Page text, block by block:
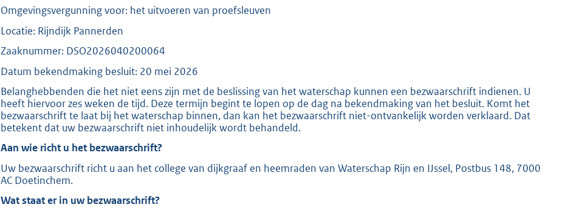
:
2
0
b
Omgevingsvergunning voor: het uitvoeren van proefsleuven
Locatie: Rijndijk Pannerden
Zaaknummer: DSO2026040200064
Datum bekendmaking besluit: 20 mei 2026
Belanghebbenden die het niet eens zijn met de beslissing van het waterschap kunnen een bezwaarschrift indienen. U
heeft hiervoor zes weken de tijd. Deze termijn begint te lopen op de dag na bekendmaking van het besluit. Komt het
bezwaarschrift te laat bij het waterschap binnen, dan kan het bezwaarschrift niet-ontvankelijk worden verklaard. Dat
betekent dat uw bezwaarschrift niet inhoudelijk wordt behandeld.
Aan wie richt u het bezwaarschrift?
Uw bezwaarschrift richt u aan het college van dijkgraaf en heemraden van Waterschap Rijn en IJssel, Postbus 148, 7000
AC Doetinchem.
Wat staat er in uw bezwaarschrift?